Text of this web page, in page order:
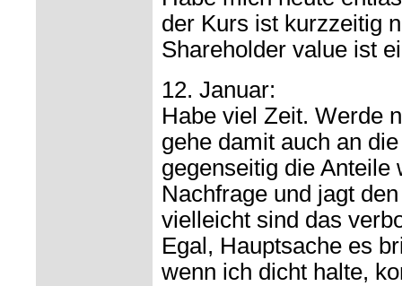
der Kurs ist kurzzeitig
Shareholder value ist
12. Januar:
Habe viel Zeit. Werde
gehe damit auch an
gegenseitig die Anteile
Nachfrage und jagt
vielleicht sind das
Egal, Hauptsache es
wenn ich dicht halte,